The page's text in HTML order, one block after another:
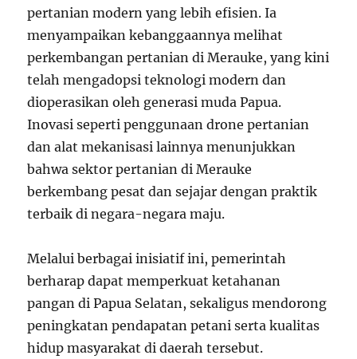
pertanian modern yang lebih efisien. Ia
menyampaikan kebanggaannya melihat
perkembangan pertanian di Merauke, yang kini
telah mengadopsi teknologi modern dan
dioperasikan oleh generasi muda Papua.
Inovasi seperti penggunaan drone pertanian
dan alat mekanisasi lainnya menunjukkan
bahwa sektor pertanian di Merauke
berkembang pesat dan sejajar dengan praktik
terbaik di negara-negara maju.
Melalui berbagai inisiatif ini, pemerintah
berharap dapat memperkuat ketahanan
pangan di Papua Selatan, sekaligus mendorong
peningkatan pendapatan petani serta kualitas
hidup masyarakat di daerah tersebut.